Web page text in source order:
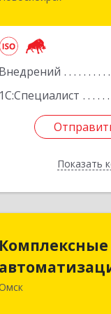
Внедрений
1С:Специалист
Показать
644050, Омская